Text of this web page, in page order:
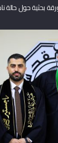
حول حالة